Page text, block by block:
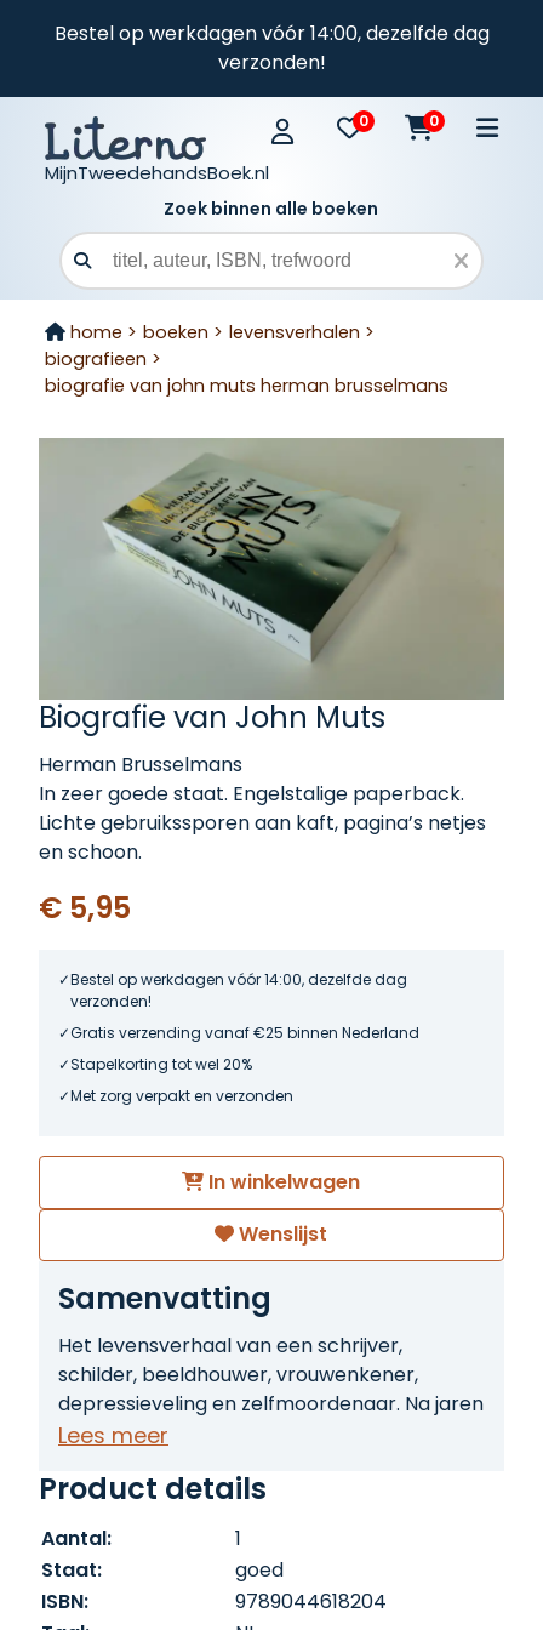
Bestel op werkdagen vóór 14:00, dezelfde dag
verzonden!
MijnTweedehandsBoek.nl
0 0
Zoek binnen alle boeken
Zoekveld
home > boeken > levensverhalen >
biografieen >
biografie van john muts herman brusselmans
Biografie van John Muts
Herman Brusselmans
In zeer goede staat. Engelstalige paperback.
Lichte gebruikssporen aan kaft, pagina’s netjes
en schoon.
€ 5,95
Bestel op werkdagen vóór 14:00, dezelfde dag
verzonden!
Gratis verzending vanaf €25 binnen Nederland
Stapelkorting tot wel 20%
Met zorg verpakt en verzonden
In winkelwagen
Wenslijst
Samenvatting
Het levensverhaal van een schrijver,
schilder, beeldhouwer, vrouwenkener,
depressieveling en zelfmoordenaar. Na jaren
vol studie, bezoek aan ontelbare
sisyfusarbeid en schrijfwerk heeft Herman
biografie voltooid. De tienduizenden lezers
die nog nooit van John Muts hebben
gehoord leren niet alleen op een
Lees meer
Product details
Aantal:
1
Staat:
goed
ISBN:
9789044618204